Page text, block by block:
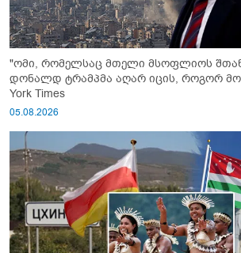
"ომი, რომელსაც მთელი მსოფლიოს
დონალდ ტრამპმა აღარ იცის, როგორ მოიქცეს" -
York Times
05.08.2026